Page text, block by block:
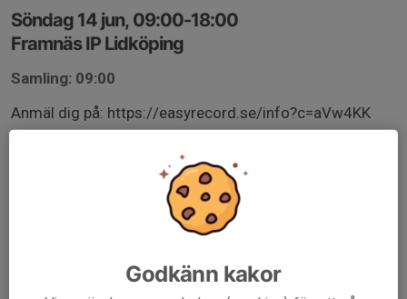
Söndag 14 jun, 09:00-18:00
Framnäs IP Lidköping
Samling: 09:00
Anmäl dig på: https://easyrecord.se/info?c=aVw4KK
Godkänn kakor